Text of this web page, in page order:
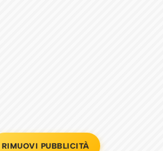
RIMUOVI PUBBLICITÀ